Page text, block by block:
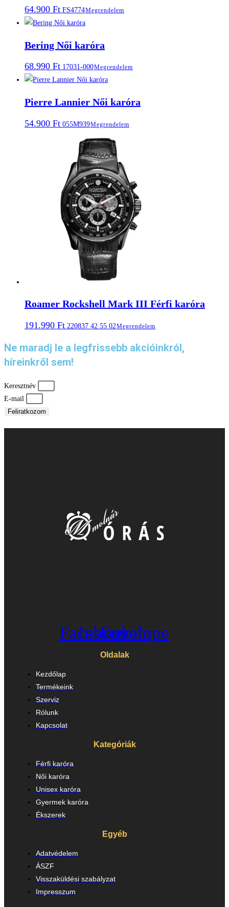
64.900 Ft FS4774Megrendelem
Bering Női karóra
68.990 Ft 17031-000Megrendelem
Pierre Lannier Női karóra
54.900 Ft 055M939Megrendelem
Roamer Rockshell Mark III Férfi karóra
191.990 Ft 220837 42 55 02Megrendelem
Ne maradj le a legfrissebb akcióinkról,
híreinkről sem!
Keresztnév
E-mail
Feliratkozom
Facebook
Instagram
Envelope
Oldalak
Kezdőlap
Termékeink
Szerviz
Rólunk
Kapcsolat
Kategóriák
Férfi karóra
Női karóra
Unisex karóra
Gyermek karóra
Ékszerek
Egyéb
Adatvédelem
ÁSZF
Visszaküldési szabályzat
Impresszum